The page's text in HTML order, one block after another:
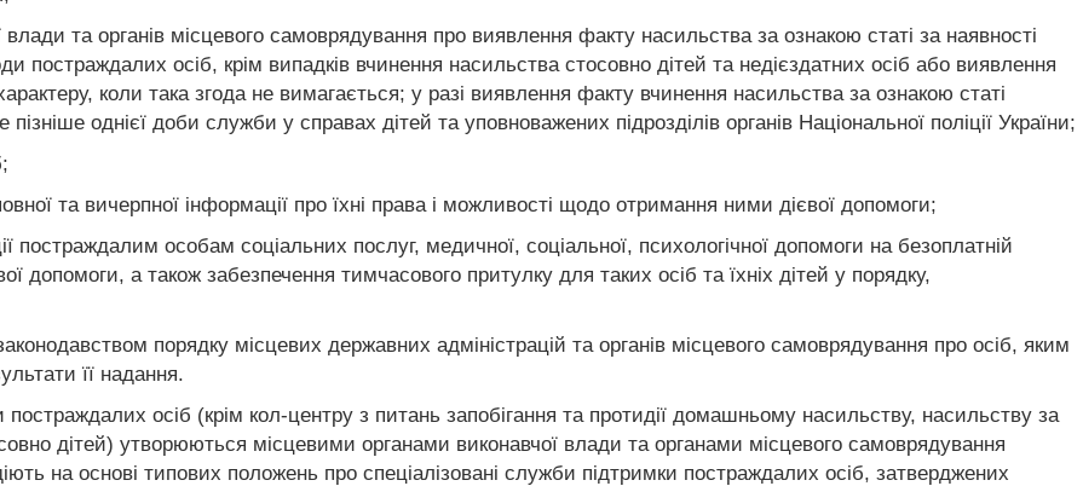
влади та органів місцевого самоврядування про виявлення факту насильства за ознакою статі за наявності
постраждалих осіб, крім випадків вчинення насильства стосовно дітей та недієздатних осіб або виявлення
коли така згода не вимагається; у разі виявлення факту вчинення насильства за ознакою статі
однієї доби служби у справах дітей та уповноважених підрозділів органів Національної поліції України;
та вичерпної інформації про їхні права і можливості щодо отримання ними дієвої допомоги;
постраждалим особам соціальних послуг, медичної, соціальної, психологічної допомоги на безоплатній
допомоги, а також забезпечення тимчасового притулку для таких осіб та їхніх дітей у порядку,
порядку місцевих державних адміністрацій та органів місцевого самоврядування про осіб, яким
її надання.
постраждалих осіб (крім кол-центру з питань запобігання та протидії домашньому насильству, насильству за
дітей) утворюються місцевими органами виконавчої влади та органами місцевого самоврядування
на основі типових положень про спеціалізовані служби підтримки постраждалих осіб, затверджених